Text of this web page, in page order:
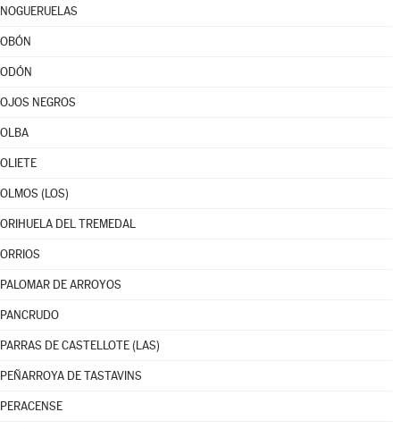
NOGUERUELAS
OBÓN
ODÓN
OJOS NEGROS
OLBA
OLIETE
OLMOS (LOS)
ORIHUELA DEL TREMEDAL
ORRIOS
PALOMAR DE ARROYOS
PANCRUDO
PARRAS DE CASTELLOTE (LAS)
PEÑARROYA DE TASTAVINS
PERACENSE